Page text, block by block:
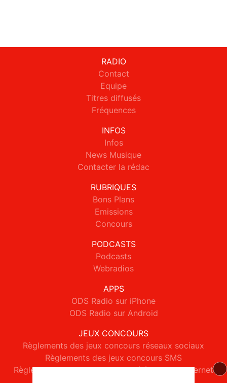
RADIO
Contact
Equipe
Titres diffusés
Fréquences
INFOS
Infos
News Musique
Contacter la rédac
RUBRIQUES
Bons Plans
Emissions
Concours
PODCASTS
Podcasts
Webradios
APPS
ODS Radio sur iPhone
ODS Radio sur Android
JEUX CONCOURS
Règlements des jeux concours réseaux sociaux
Règlements des jeux concours SMS
Règlements des jeux concours téléphone et internet